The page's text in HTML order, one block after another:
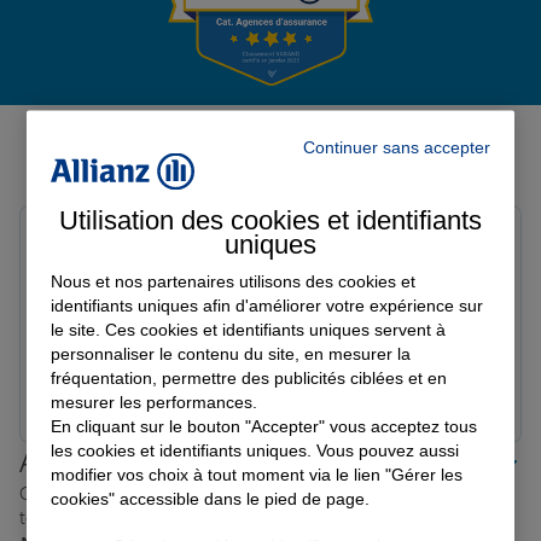
Garantie des accidents de la vie
Assurance scolaire
Retraite
Tous nos devis d'assurance
Avis de l'agence Agence LYON
MOLIERE
Avis sur une période de 6 mois
Le 30/04/2026 - Agence LYON MOLIERE
Excellent accompagnement dans le cadre d'un sinistre
dans ma résidence principale (grosse réparation et
dégâts divers suite à une fuite..). Indemnisation
obtenue très rapidement, avec beaucoup de suivi et de
communication, encore merci Laetitia!
Prendre un RDV
Allianz proche de chez vous
Où que vous soyez en France, nos agences Allianz sont
toujours près de chez vous.
Continuer sans accepter
Utilisation des cookies et identifiants
uniques
Nous et nos partenaires utilisons des cookies et
identifiants uniques afin d'améliorer votre expérience sur
le site. Ces cookies et identifiants uniques servent à
personnaliser le contenu du site, en mesurer la
fréquentation, permettre des publicités ciblées et en
mesurer les performances.
En cliquant sur le bouton "Accepter" vous acceptez tous
les cookies et identifiants uniques. Vous pouvez aussi
modifier vos choix à tout moment via le lien "Gérer les
cookies" accessible dans le pied de page.